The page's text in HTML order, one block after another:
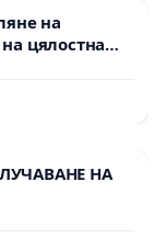
на
цялостна
път между
НА